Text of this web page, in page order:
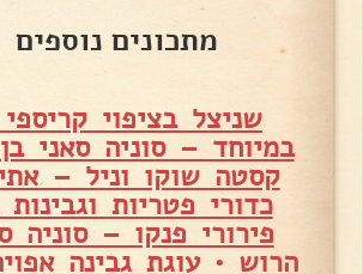
מתכונים נוספים
שניצל בציפוי
במיוחד – סוניה סאני
קסטה שוקו וניל –
כדורי פטריות וגבינות
פירורי פנקו – סוניה
הרוש •עוגת גבינה